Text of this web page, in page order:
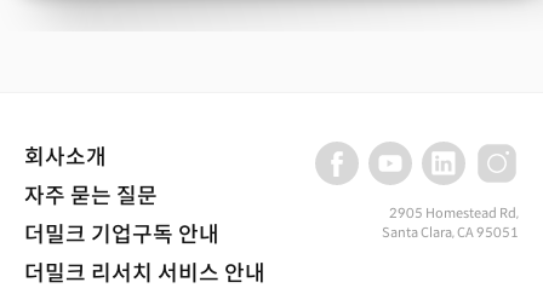
회사소개
자주 묻는 질문
더밀크 기업구독 안내
더밀크 리서치 서비스 안내
2905 Homestead Rd,
Santa Clara, CA 95051